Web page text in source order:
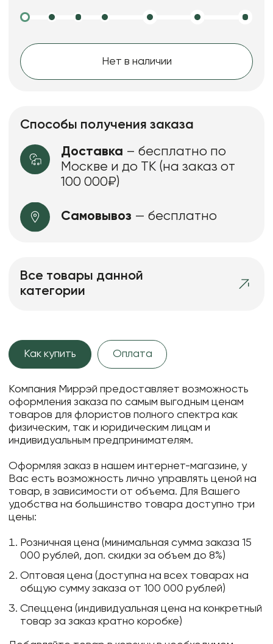
Нет в наличии
Способы получения заказа
Доставка – бесплатно по
Москве и до ТК (на заказ от
100 000₽)
Самовывоз — бесплатно
Все товары данной
категории
Как купить Оплата
Компания Миррэй предоставляет возможность
оформления заказа по самым выгодным ценам
товаров для флористов полного спектра как
физическим, так и юридическим лицам и
индивидуальным предпринимателям.
Оформляя заказ в нашем интернет-магазине, у
Вас есть возможность лично управлять ценой на
товар, в зависимости от объема. Для Вашего
удобства на большинство товара доступно три
цены:
Розничная цена (минимальная сумма заказа 15
000 рублей, доп. скидки за объем до 8%)
Оптовая цена (доступна на всех товарах на
общую сумму заказа от 100 000 рублей)
Спеццена (индивидуальная цена на конкретный
товар за заказ кратно коробке)